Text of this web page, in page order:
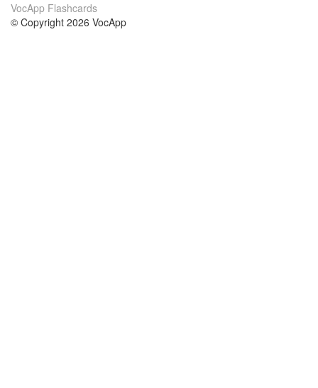
VocApp Flashcards
© Copyright 2026 VocApp